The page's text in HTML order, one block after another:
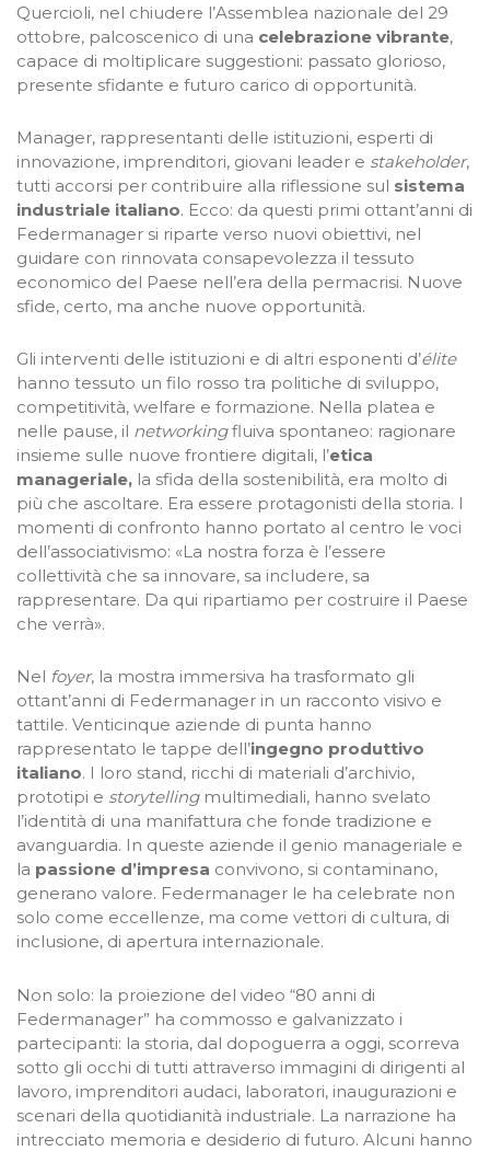
Quercioli, nel chiudere l’Assemblea nazionale del 29
ottobre, palcoscenico di una celebrazione vibrante,
capace di moltiplicare suggestioni: passato glorioso,
presente sfidante e futuro carico di opportunità.
Manager, rappresentanti delle istituzioni, esperti di
innovazione, imprenditori, giovani leader e stakeholder,
tutti accorsi per contribuire alla riflessione sul sistema
industriale italiano. Ecco: da questi primi ottant’anni di
Federmanager si riparte verso nuovi obiettivi, nel
guidare con rinnovata consapevolezza il tessuto
economico del Paese nell’era della permacrisi. Nuove
sfide, certo, ma anche nuove opportunità.
Gli interventi delle istituzioni e di altri esponenti d’élite
hanno tessuto un filo rosso tra politiche di sviluppo,
competitività, welfare e formazione. Nella platea e
nelle pause, il networkingfluiva spontaneo: ragionare
insieme sulle nuove frontiere digitali, l’etica
manageriale, la sfida della sostenibilità, era molto di
più che ascoltare. Era essere protagonisti della storia. I
momenti di confronto hanno portato al centro le voci
dell’associativismo: «La nostra forza è l’essere
collettività che sa innovare, sa includere, sa
rappresentare. Da qui ripartiamo per costruire il Paese
che verrà».
Nel foyer, la mostra immersiva ha trasformato gli
ottant’anni di Federmanager in un racconto visivo e
tattile. Venticinque aziende di punta hanno
rappresentato le tappe dell’ingegno produttivo
italiano. I loro stand, ricchi di materiali d’archivio,
prototipi e storytellingmultimediali, hanno svelato
l’identità di una manifattura che fonde tradizione e
avanguardia.​ In queste aziende il genio manageriale e
la passione d’impresa convivono, si contaminano,
generano valore. Federmanager le ha celebrate non
solo come eccellenze, ma come vettori di cultura, di
inclusione, di apertura internazionale.​
Non solo: la proiezione del video “80 anni di
Federmanager” ha commosso e galvanizzato i
partecipanti: la storia, dal dopoguerra a oggi, scorreva
sotto gli occhi di tutti attraverso immagini di dirigenti al
lavoro, imprenditori audaci, laboratori, inaugurazioni e
scenari della quotidianità industriale. La narrazione ha
intrecciato memoria e desiderio di futuro. Alcuni hanno